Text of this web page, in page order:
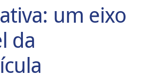
um eixo
da